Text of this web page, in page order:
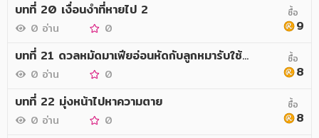
บทที่ 20 เงื่อนงำที่หายไป 2
0 อ่าน 0
ซื้อ
9
บทที่ 21 ดวลหมัดมาเฟียอ่อนหัดกับลูกหมารับใช้สารวัตร
0 อ่าน 0
ซื้อ
8
บทที่ 22 มุ่งหน้าไปหาความตาย
0 อ่าน 0
ซื้อ
8